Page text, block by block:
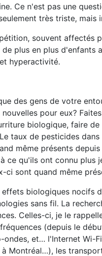
Ce n'est pas une
très triste, mais
souvent affectés
plus en plus d'enfants
hyperactivité.
des gens de votre
pour eux?
biologique, faire
taux de pesticides
même présents
ce qu'ils ont connu plus
ci sont quand même
biologiques nocifs
sans fil. La
Celles-ci, je le
(depuis le
et… l'Internet Wi-
Montréal…), les